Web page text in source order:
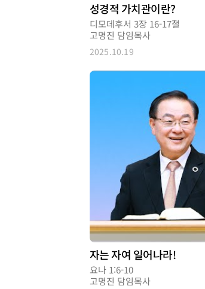
성경적 가치관이란?
디모데후서 3장 16-17절
고명진 담임목사
2025.10.19
자는 자여 일어나라!
요나 1:6-10
고명진 담임목사